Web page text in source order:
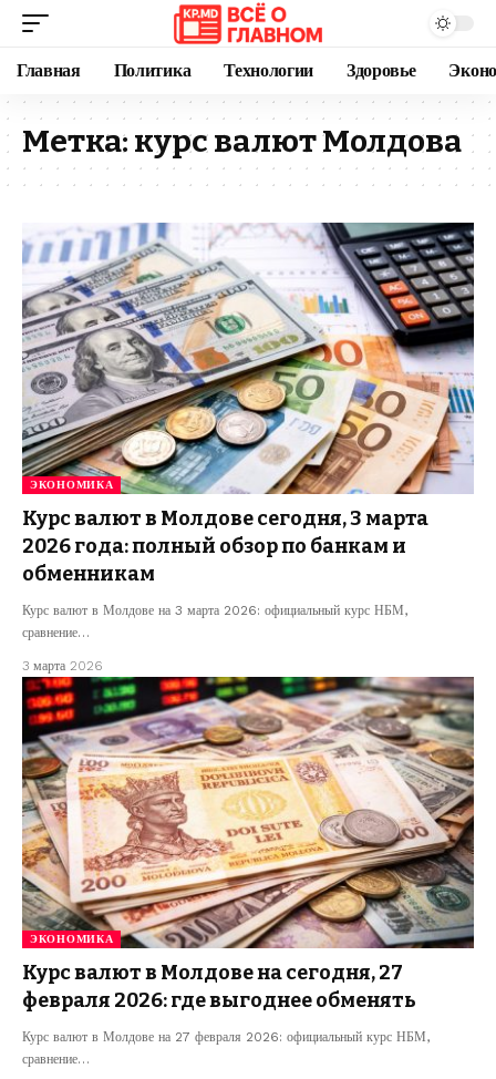
Главная Политика Технологии Здоровье
Метка: курс валют Молдова
ЭКОНОМИКА
Курс валют в Молдове сегодня, 3 марта
2026 года: полный обзор по банкам и
обменникам
Курс валют в Молдове на 3 марта 2026: официальный курс НБМ,
сравнение…
3 марта 2026
ЭКОНОМИКА
Курс валют в Молдове на сегодня, 27
февраля 2026: где выгоднее обменять
Курс валют в Молдове на 27 февраля 2026: официальный курс НБМ,
сравнение…